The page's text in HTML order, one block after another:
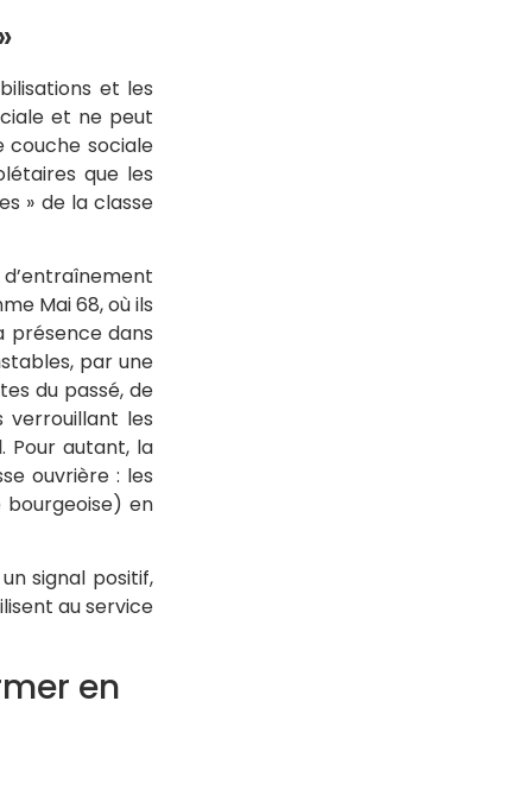
et les
et ne peut
couche sociale
que les
» de la classe
Mai 68, où ils
présence dans
par une
du passé, de
verrouillant les
Pour autant, la
ouvrière : les
bourgeoise) en
signal positif,
au service
en